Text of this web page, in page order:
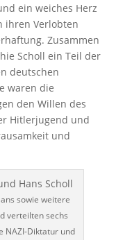
ein weiches Herz
ihren Verlobten
Zusammen
Scholl ein Teil der
deutschen
waren die
den Willen des
Hitlerjugend und
und
sowie weitere
verteilten sechs
NAZI-Diktatur und